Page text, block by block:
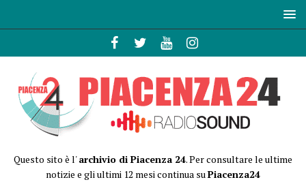
Questo sito è l'archivio di Piacenza 24. Per consultare le ultime
notizie e gli ultimi 12 mesi continua suPiacenza24